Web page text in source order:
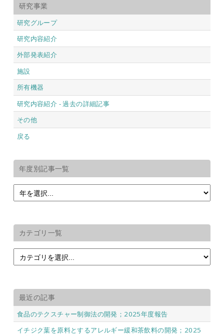
研究事業
研究グループ
研究内容紹介
外部発表紹介
施設
所有機器
研究内容紹介 - 過去の詳細記事
その他
戻る
年度別記事一覧
カテゴリ一覧
最近の記事
食品のテクスチャー制御法の開発；2025年度報告
イチジク葉を原料とするアレルギー緩和茶飲料の開発；2025